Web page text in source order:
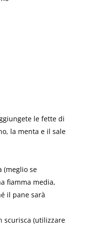
le fette di
la menta e il sale
(meglio se
fiamma media,
il pane sarà
scurisca (utilizzare